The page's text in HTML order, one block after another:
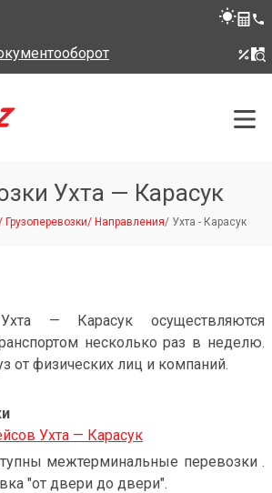
Ухта — Карасук
Грузоперевозки/ Направления/ Ухта - Карасук
Ухта — Карасук осуществляются
несколько раз в неделю.
от физических лиц и компаний.
Ухта — Карасук
межтерминальные перевозки .
"от двери до двери".